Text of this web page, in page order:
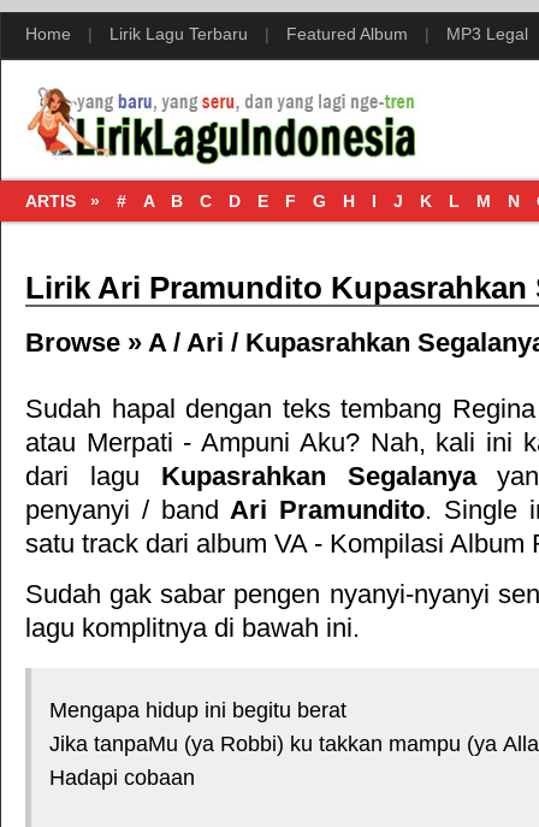
Home | Lirik Lagu Terbaru | Featured Album | MP3 Legal
ARTIS » # A B C D E F G H I J K L M N
Lirik Ari Pramundito Kupasrahkan
Browse » A/ Ari / Kupasrahkan
Sudah hapal dengan teks tembang
atau Merpati - Ampuni Aku? Nah, kali ini
dari lagu Kupasrahkan Segalanya
penyanyi / band Ari Pramundito. Single
satu track dari album VA - Kompilasi Album
Sudah gak sabar pengen nyanyi-nyanyi
lagu komplitnya di bawah ini.
Mengapa hidup ini begitu berat
Jika tanpaMu (ya Robbi) ku takkan mampu (ya
Hadapi cobaan